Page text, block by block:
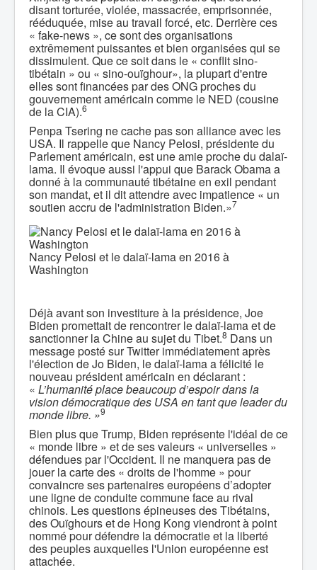
disant torturée, violée, massacrée, emprisonnée,
rééduquée, mise au travail forcé, etc. Derrière ces
« fake-news », ce sont des organisations
extrêmement puissantes et bien organisées qui se
dissimulent. Que ce soit dans le « conflit sino-
tibétain » ou « sino-ouïghour», la plupart d'entre
elles sont financées par des ONG proches du
gouvernement américain comme le NED (cousine
de la CIA).6
Penpa Tsering ne cache pas son alliance avec les
USA. Il rappelle que Nancy Pelosi, présidente du
Parlement américain, est une amie proche du dalaï-
lama. Il évoque aussi l'appui que Barack Obama a
donné à la communauté tibétaine en exil pendant
son mandat, et il dit attendre avec impatience « un
soutien accru de l'administration Biden.»7
Nancy Pelosi et le dalaï-lama en 2016 à
Washington
Déjà avant son investiture à la présidence, Joe
Biden promettait de rencontrer le dalaï-lama et de
sanctionner la Chine au sujet du Tibet.8 Dans un
message posté sur Twitter immédiatement après
l'élection de Jo Biden, le dalaï-lama a félicité le
nouveau président américain en déclarant :
« L’humanité place beaucoup d’espoir dans la
vision démocratique des USA en tant que leader du
monde libre. »9
Bien plus que Trump, Biden représente l'idéal de ce
« monde libre » et de ses valeurs « universelles »
défendues par l'Occident. Il ne manquera pas de
jouer la carte des « droits de l'homme » pour
convaincre ses partenaires européens d’adopter
une ligne de conduite commune face au rival
chinois. Les questions épineuses des Tibétains,
des Ouïghours et de Hong Kong viendront à point
nommé pour défendre la démocratie et la liberté
des peuples auxquelles l'Union européenne est
attachée.